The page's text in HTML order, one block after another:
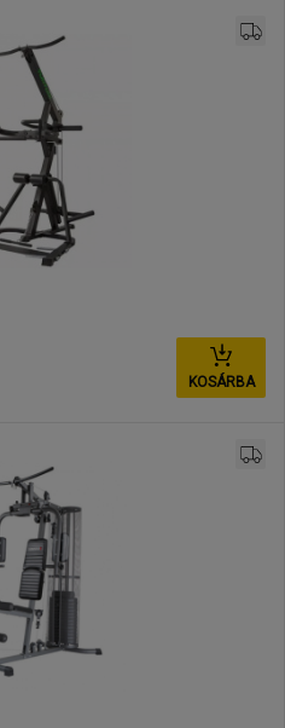
KOSÁRBA